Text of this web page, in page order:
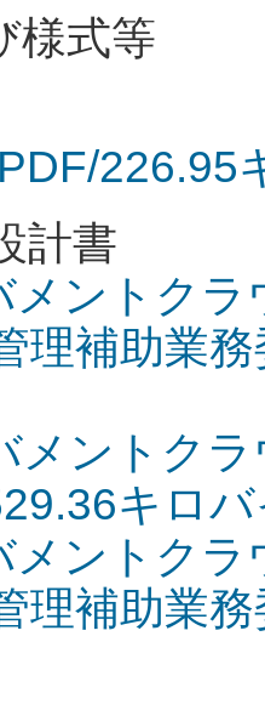
式等
226.95
計書
メントク
理補助業
メントク
キロ
メントク
理補助業